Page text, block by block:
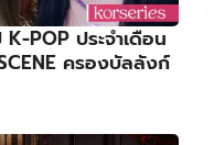
POP ประจำเดือน
ครองบัลลังก์